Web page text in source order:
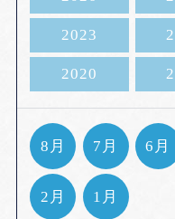
2023
2020
8月 7月 6月
2月 1月